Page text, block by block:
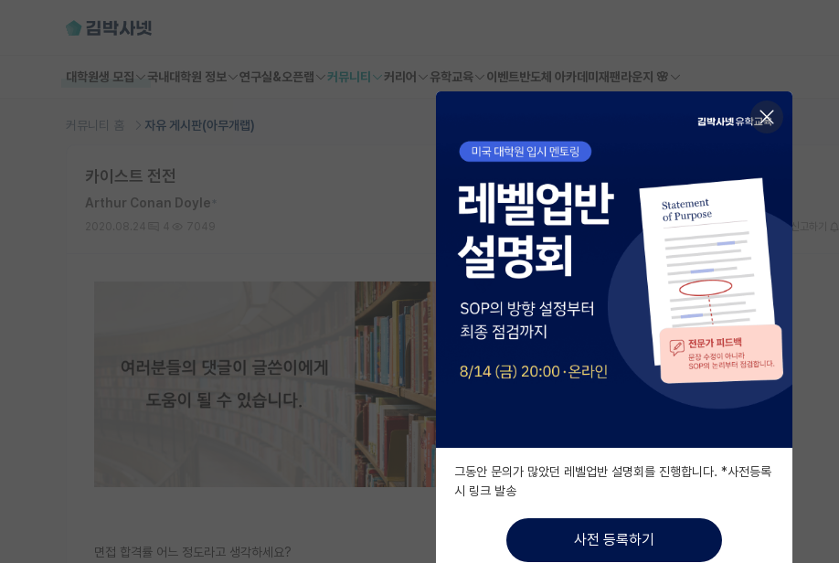
대학원생 모집 국내대학원 정보 연구실&오픈랩 커뮤니티 커리어 유학교육 이벤트반도체 아카데미 재팬라운지 🌸
커뮤니티 홈 자유 게시판(아무개랩)
카이스트 전전
Arthur Conan Doyle
스크랩 신고하기
면접 합격률 어느 정도라고 생각하세요?
그동안 문의가 많았던 레벨업반 설명회를 진행합니다. *사전등록
시 링크 발송
사전 등록하기